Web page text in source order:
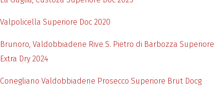
Valpolicella Superiore Doc 2020
Brunoro, Valdobbiadene Rive S. Pietro di Barbozza Superiore
Extra Dry 2024
Conegliano Valdobbiadene Prosecco Superiore Brut Docg